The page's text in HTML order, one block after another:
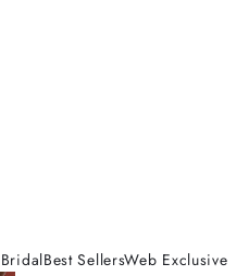
BridalBest SellersWeb Exclusive